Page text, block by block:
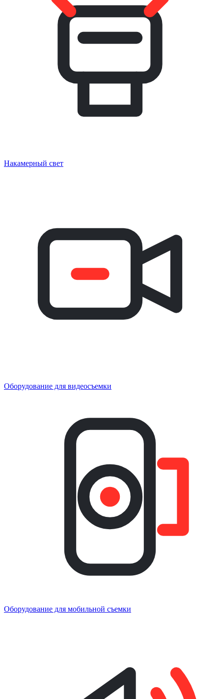
Накамерный свет
Оборудование для видеосъемки
Оборудование для мобильной съемки